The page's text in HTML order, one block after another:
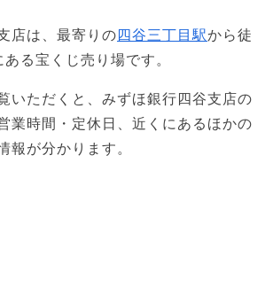
店は、最寄りの 四谷三丁目駅から徒
る宝くじ売り場です。
いただくと、みずほ銀行四谷支店の
業時間・定休日、近くにあるほかの
報が分かります。